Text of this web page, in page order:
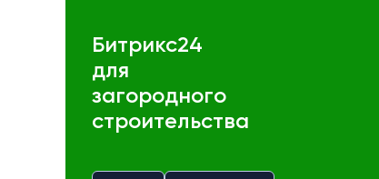
Битрикс24
для
загородного
строительства